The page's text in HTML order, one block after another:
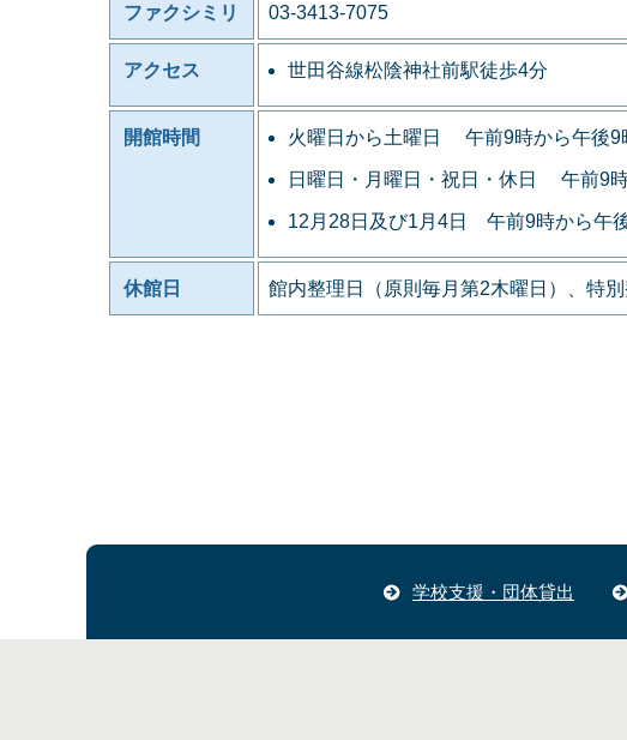
ファクシミリ 03-3413-7075
アクセス 世田谷線松陰神社前駅徒歩4分
開館時間 火曜日から土曜日 午前9時から午後9
日曜日・月曜日・祝日・休日 午前9
12月28日及び1月4日 午前9時から午
休館日 館内整理日（原則毎月第2木曜日）、特
学校支援・団体貸出